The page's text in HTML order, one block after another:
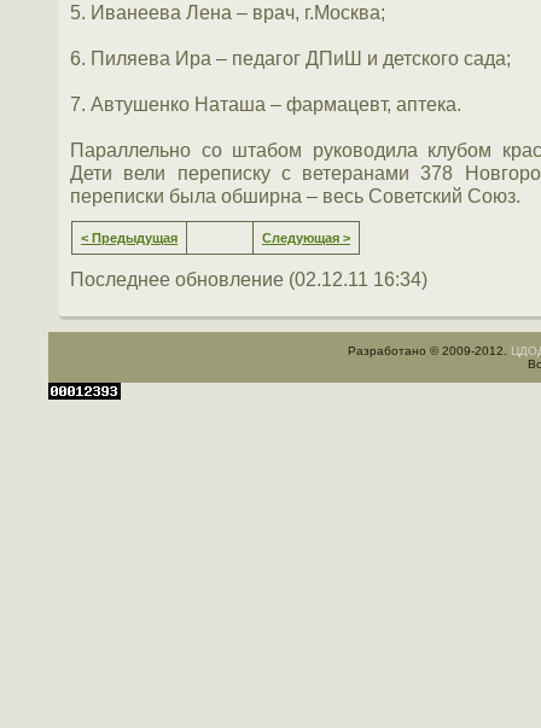
5. Иванеева Лена – врач, г.Москва;
6. Пиляева Ира – педагог ДПиШ и детского сада;
7. Автушенко Наташа – фармацевт, аптека.
Параллельно со штабом руководила клубом
Дети вели переписку с ветеранами 378
переписки была обширна – весь Советский Союз.
< Предыдущая Следующая >
Последнее обновление (02.12.11 16:34)
Разработано © 2009-2012.